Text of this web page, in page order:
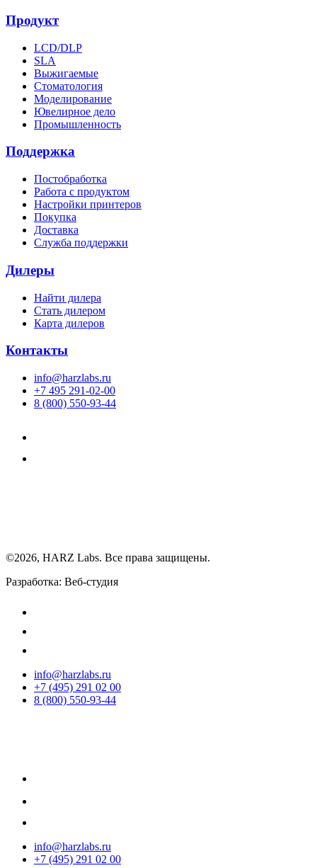
Продукт
LCD/DLP
SLA
Выжигаемые
Стоматология
Моделирование
Ювелирное дело
Промышленность
Поддержка
Постобработка
Работа с продуктом
Настройки принтеров
Покупка
Доставка
Служба поддержки
Дилеры
Найти дилера
Cтать дилером
Карта дилеров
Контакты
info@harzlabs.ru
+7 495 291-02-00
8 (800) 550-93-44
©2026, HARZ Labs. Все права защищены.
Разработка: Веб-студия
info@harzlabs.ru
+7 (495) 291 02 00
8 (800) 550-93-44
info@harzlabs.ru
+7 (495) 291 02 00